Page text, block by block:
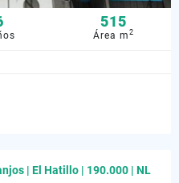
515
Área m2
| El Hatillo | 190.000 | NL